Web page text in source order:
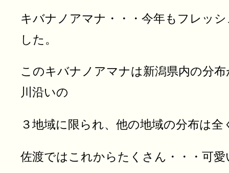
キバナノアマナ・・・今年もフレッ
した。
このキバナノアマナは新潟県内の分
川沿いの
３地域に限られ、他の地域の分布は
佐渡ではこれからたくさん・・・可